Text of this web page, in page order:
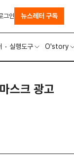
실행도구 O'story
그인 뉴스레터 구독
스크 광고